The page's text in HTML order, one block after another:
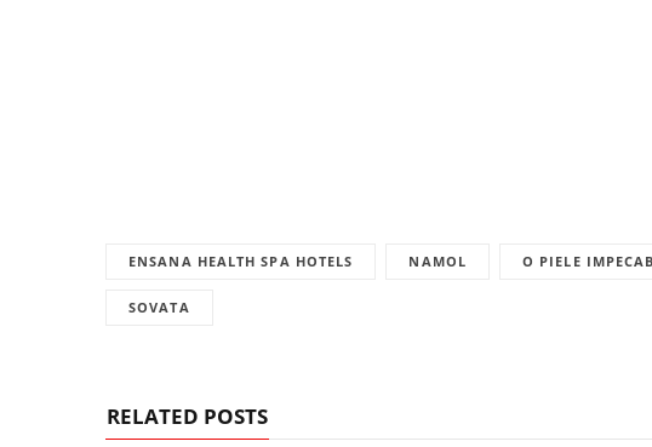
ENSANA HEALTH SPA HOTELS NAMOL O PIELE
SOVATA
RELATED POSTS